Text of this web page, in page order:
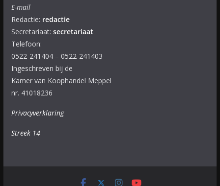
E-mail
Redactie: redactie
Secretariaat: secretariaat
Telefoon:
0522-241404 – 0522-241403
Ingeschreven bij de
Kamer van Koophandel Meppel
nr. 41018236
Privacyverklaring
Streek 14